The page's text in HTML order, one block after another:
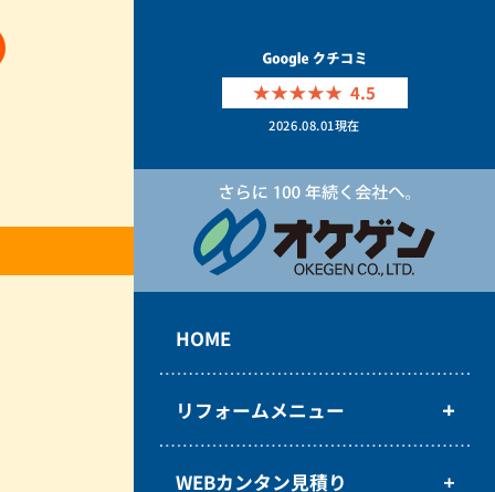
4.5
2026.08.01現在
HOME
リフォームメニュー
WEBカンタン見積り